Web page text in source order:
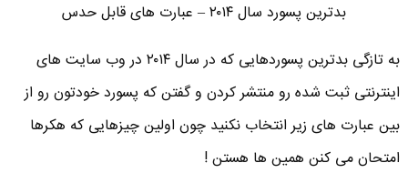
بدترین پسورد سال ۲۰۱۴ – عبارت های قابل حدس
به تازگی بدترین پسوردهایی که در سال ۲۰۱۴ در وب سایت های
اینترنتی ثبت شده رو منتشر کردن و گفتن که پسورد خودتون رو از
بین عبارت های زیر انتخاب نکنید چون اولین چیزهایی که هکرها
امتحان می کنن همین ها هستن !